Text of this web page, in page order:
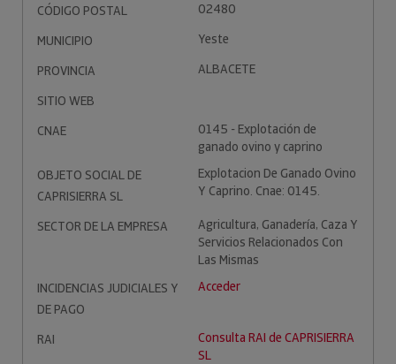
CÓDIGO POSTAL
02480
MUNICIPIO
Yeste
PROVINCIA
ALBACETE
SITIO WEB
CNAE
0145 - Explotación de
ganado ovino y caprino
OBJETO SOCIAL DE
CAPRISIERRA SL
Explotacion De Ganado Ovino
Y Caprino. Cnae: 0145.
SECTOR DE LA EMPRESA
Agricultura, Ganadería, Caza Y
Servicios Relacionados Con
Las Mismas
INCIDENCIAS JUDICIALES Y
DE PAGO
Acceder
RAI
Consulta RAI de CAPRISIERRA
SL